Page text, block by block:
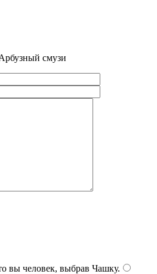
смузи
вы человек, выбрав Чашку.